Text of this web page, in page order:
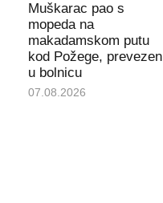
Muškarac pao s
mopeda na
makadamskom putu
kod Požege, prevezen
u bolnicu
07.08.2026